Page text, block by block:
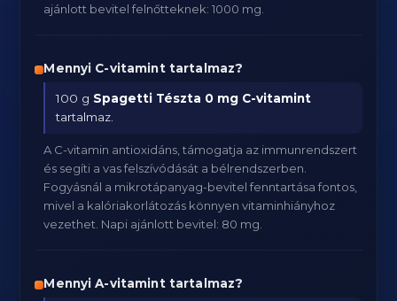
ajánlott bevitel felnőtteknek: 1000 mg.
Mennyi C-vitamint tartalmaz?
100 g Spagetti Tészta 0 mg C-vitamint
tartalmaz.
A C-vitamin antioxidáns, támogatja az immunrendszert
és segíti a vas felszívódását a bélrendszerben.
Fogyásnál a mikrotápanyag-bevitel fenntartása fontos,
mivel a kalóriakorlátozás könnyen vitaminhiányhoz
vezethet. Napi ajánlott bevitel: 80 mg.
Mennyi A-vitamint tartalmaz?